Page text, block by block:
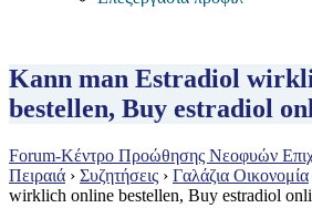
Kann man Estradiol
bestellen, Buy estradiol
Forum-Κέντρο Προώθησης Νεοφυών
Πειραιά › Συζητήσεις › Γαλάζια Οικονομία
wirklich online bestellen, Buy estradiol